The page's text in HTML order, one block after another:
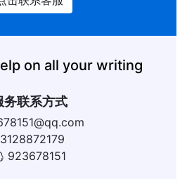
on all your writing
务联系方式
923678151